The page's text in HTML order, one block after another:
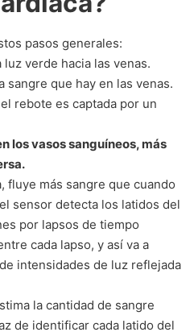
pasos generales:
luz verde hacia las venas.
sangre que hay en las venas.
rebote es captada por un
los vasos sanguíneos, más
fluye más sangre que cuando
sensor detecta los latidos del
por lapsos de tiempo
cada lapso, y así va a
intensidades de luz reflejada
la cantidad de sangre
de identificar cada latido del